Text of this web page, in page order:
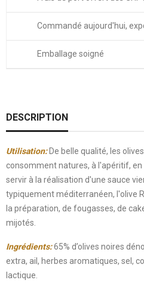
Commandé aujourd'hui,
Emballage soigné
DESCRIPTION
Utilisation:De belle qualité, les
consomment natures, à l'apéritif,
servir à la réalisation d'une sauce
typiquement méditerranéen, l'olive
la préparation, de fougasses, de
mijotés.
Ingrédients:65% d’olives noires
extra, ail, herbes aromatiques, sel,
lactique.